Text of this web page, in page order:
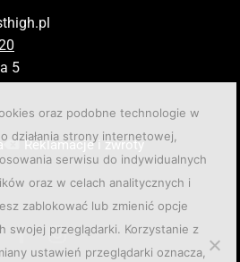
5
Reklamacje i zwroty
oraz podobne technologie w
działania strony internetowej,
serwisu do indywidualnych
oraz w celach analitycznych i
zablokować lub zmienić opcje
swojej przeglądarki. Korzystanie z
ustawień przeglądarki oznacza,